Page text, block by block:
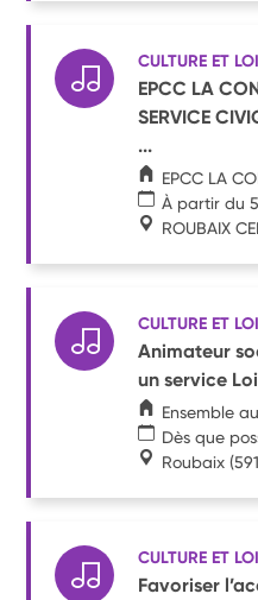
CULTURE ET
EPCC LA
SERVICE
...
EPCC LA
À partir du
ROUBAIX
CULTURE ET
Animateur
un service
Ensemble
Dès que
Roubaix
CULTURE ET
Favoriser